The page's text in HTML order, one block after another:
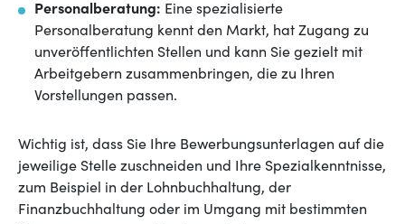
Personalberatung: Eine spezialisierte
Personalberatung kennt den Markt, hat Zugang zu
unveröffentlichten Stellen und kann Sie gezielt mit
Arbeitgebern zusammenbringen, die zu Ihren
Vorstellungen passen.
Wichtig ist, dass Sie Ihre Bewerbungsunterlagen auf die
jeweilige Stelle zuschneiden und Ihre Spezialkenntnisse,
zum Beispiel in der Lohnbuchhaltung, der
Finanzbuchhaltung oder im Umgang mit bestimmten